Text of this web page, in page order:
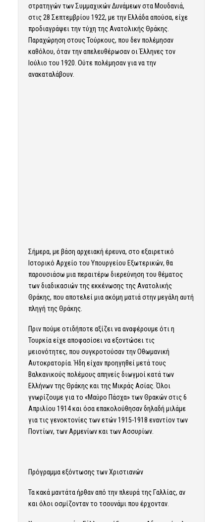
στρατηγών των Συμμαχικών Δυνάμεων στα Μουδανιά,
στις 28 Σεπτεμβρίου 1922, με την Ελλάδα απούσα, είχε
προδιαγράψει την τύχη της Ανατολικής Θράκης.
Παραχώρηση στους Τούρκους, που δεν πολέμησαν
καθόλου, όταν την απελευθέρωσαν οι Έλληνες τον
Ιούλιο του 1920. Ούτε πολέμησαν για να την
ανακαταλάβουν.
Σήμερα, με βάση αρχειακή έρευνα, στο εξαιρετικό
Ιστορικό Αρχείο του Υπουργείου Εξωτερικών, θα
παρουσιάσω μια περαιτέρω διερεύνηση του θέματος
των διαδικασιών της εκκένωσης της Ανατολικής
Θράκης, που αποτελεί μια ακόμη ματιά στην μεγάλη αυτή
πληγή της Θράκης.
Πριν πούμε οτιδήποτε αξίζει να αναφέρουμε ότι η
Τουρκία είχε αποφασίσει να εξοντώσει τις
μειονότητες, που συγκροτούσαν την Οθωμανική
Αυτοκρατορία. Ήδη είχαν προηγηθεί μετά τους
Βαλκανικούς πολέμους απηνείς διωγμοί κατά των
Ελλήνων της Θράκης και της Μικράς Ασίας. Όλοι
γνωρίζουμε για το «Μαύρο Πάσχα» των Θρακών στις 6
Απριλίου 1914 και όσα επακολούθησαν δηλαδή μιλάμε
για τις γενοκτονίες των ετών 1915-1918 εναντίον των
Ποντίων, των Αρμενίων και των Ασσυρίων.
Πρόγραμμα εξόντωσης των Χριστιανών
Τα κακά μαντάτα ήρθαν από την πλευρά της Γαλλίας, αν
και όλοι οσμίζονταν το τσουνάμι που έρχονταν.